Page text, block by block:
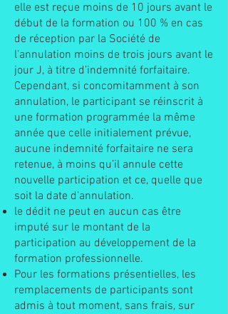
elle est reçue moins de 10 jours avant le
début de la formation ou 100 % en cas
de réception par la Société de
l’annulation moins de trois jours avant le
jour J, à titre d’indemnité forfaitaire.
Cependant, si concomitamment à son
annulation, le participant se réinscrit à
une formation programmée la même
année que celle initialement prévue,
aucune indemnité forfaitaire ne sera
retenue, à moins qu’il annule cette
nouvelle participation et ce, quelle que
soit la date d’annulation.
le dédit ne peut en aucun cas être
imputé sur le montant de la
participation au développement de la
formation professionnelle.
Pour les formations présentielles, les
remplacements de participants sont
admis à tout moment, sans frais, sur